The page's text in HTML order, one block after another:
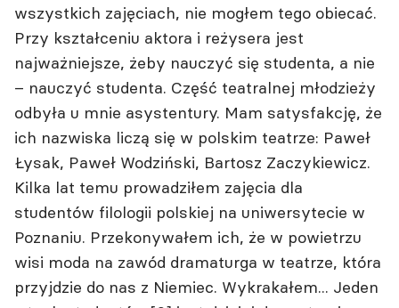
wszystkich zajęciach, nie mogłem tego obiecać.
Przy kształceniu aktora i reżysera jest
najważniejsze, żeby nauczyć się studenta, a nie
– nauczyć studenta. Część teatralnej młodzieży
odbyła u mnie asystentury. Mam satysfakcję, że
ich nazwiska liczą się w polskim teatrze: Paweł
Łysak, Paweł Wodziński, Bartosz Zaczykiewicz.
Kilka lat temu prowadziłem zajęcia dla
studentów filologii polskiej na uniwersytecie w
Poznaniu. Przekonywałem ich, że w powietrzu
wisi moda na zawód dramaturga w teatrze, która
przyjdzie do nas z Niemiec. Wykrakałem... Jeden